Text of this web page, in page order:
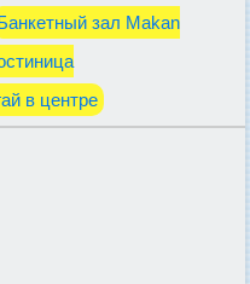
зал Makan
в центре